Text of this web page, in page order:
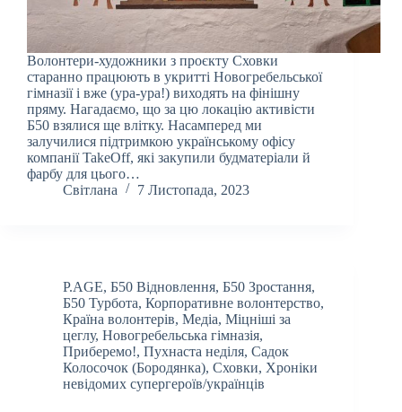
Волонтери-художники з проєкту Сховки
старанно працюють в укритті Новогребельської
гімназії і вже (ура-ура!) виходять на фінішну
пряму. Нагадаємо, що за цю локацію активісти
Б50 взялися ще влітку. Насамперед ми
залучилися підтримкою українському офісу
компанії TakeOff, які закупили будматеріали й
фарбу для цього…
Світлана
7 Листопада, 2023
P.AGE, Б50 Відновлення, Б50 Зростання,
Б50 Турбота, Корпоративне волонтерство,
Країна волонтерів, Медіа, Міцніші за
цеглу, Новогребельська гімназія,
Приберемо!, Пухнаста неділя, Садок
Колосочок (Бородянка), Сховки, Хроніки
невідомих супергероїв/українців